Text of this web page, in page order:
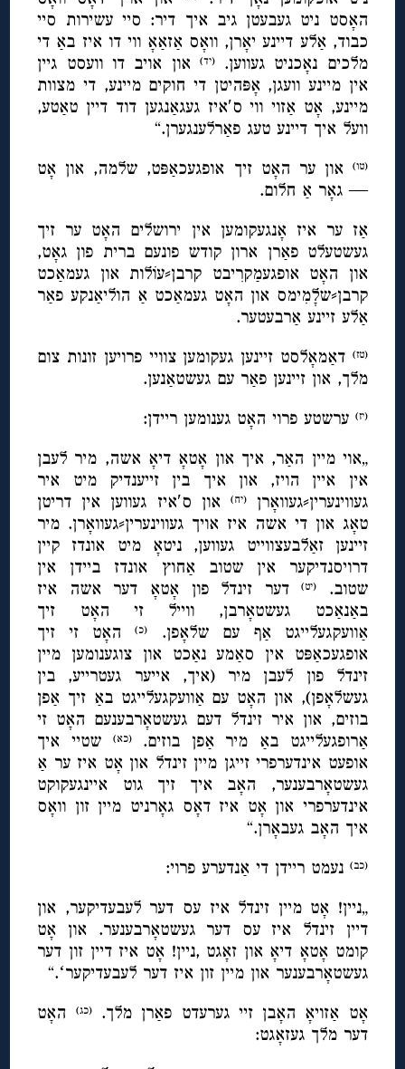
האָסט ניט געבעטן גיב איך דיר: סיי עשירות סיי
כבוד, אַלע דיינע יאָרן, וואָס אַזאַאָ ווי דו איז באַ די
מלכים נאָכניט געווען.(יד)
און אויב דו וועסט גיין
אין מיינע וועגן, אָפּהיטן די חוקים מיינע, די מצוות
מיינע, אָט אַזוי ווי ס′איז געגאַנגען דוד דיין טאַטע,
וועל איך דיינע טעג פאַרלענגערן.“
(טו)
און ער האָט זיך אופגעכאַפּט, שלמה, און אָט
— גאָר אַ חלום.
אַז ער איז אָנגעקומען אין ירושלים האָט ער זיך
געשטעלט פאַרן ארון קודש פונעם ברית פון גאָט,
און האָט אופגעמַקרִיבט קרבן⸗עוֹלות און געמאַכט
קרבן⸗שלָמִימס און האָט געמאַכט אַ הוליאַנקע פאַר
אַלע זיינע אַרבעטער.
(טז) דאַמאָלסט זיינען געקומען צוויי פרויען זונות צום
מלך, און זיינען פאַר עם געשטאַנען.
(יז) ערשטע פרוי האָט גענומען ריידן:
„אוי מיין האַר, איך און אָטאָ דיאָ אשה, מיר לעבן
אין איין הויז, און איך בין זייענדיק מיט איר
געווינערין⸗געוואָרן(יח)
און ס′איז געווען אין דריטן
טאָג און די אשה איז אויך געווינערין⸗געוואָרן. מיר
זיינען זאַלבעצווייט געווען, ניטאָ מיט אונדז קיין
דרויסנדיקער אין שטוב אַחוץ אונדז ביידן אין
שטוב.
(יט)דער זינדל פון אָטאָ דער אשה איז
באַנאַכט געשטאָרבן, ווייל זי האָט זיך
אַוועקגעלייגט אַף עם שלאָפן.
(כ)האָט זי זיך
אופגעכאַפּט אין סאַמע נאַכט און צוגענומען מיין
זינדל פון לעבן מיר (איך, אייער געטרייע, בין
געשלאָפן), און האָט עם אַוועקגעלייגט באַ זיך אַפן
בוזים, און איר זינדל דעם געשטאָרבענעם האָט זי
אַרופגעלייגט באַ מיר אַפן בוזים.(כא)
שטיי איך
אופעט אינדערפרי זייגן מיין זינדל און אָט איז ער אַ
געשטאָרבענער, האָב איך זיך גוט איינגעקוקט
אינדערפרי און אָט איז דאָס גאָרניט מיין זון וואָס
איך האָב געבאָרן.“
(כב) נעמט ריידן די אַנדערע פרוי:
„ניין! אָט מיין זינדל איז עס דער לעבעדיקער, און
דיין זינדל איז עס דער געשטאָרבענער. און אָט
קומט אָטאָ דיאָ און זאָגט ,ניין! אָט איז דיין זון דער
געשטאָרבענער און מיין זון איז דער לעבעדיקערʻ.“
אָט אַזויאָ האָבן זיי גערעדט פאַרן מלך.(כג)
האָט
דער מלך געזאָגט: